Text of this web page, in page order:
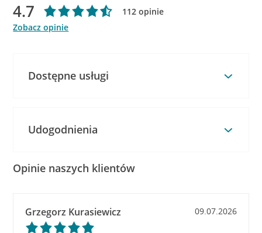
4.7
112 opinie
Zobacz opinie
Dostępne usługi
Udogodnienia
Opinie naszych klientów
Grzegorz Kurasiewicz 09.07.2026